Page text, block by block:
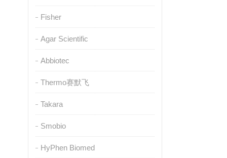
Fisher
Agar Scientific
Abbiotec
Thermo赛默飞
Takara
Smobio
HyPhen Biomed